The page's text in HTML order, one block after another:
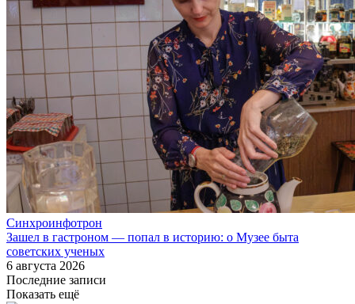
Синхроинфотрон
Зашел в гастроном — попал в историю: о Музее быта
советских ученых
6 августа 2026
Последние записи
Показать ещё